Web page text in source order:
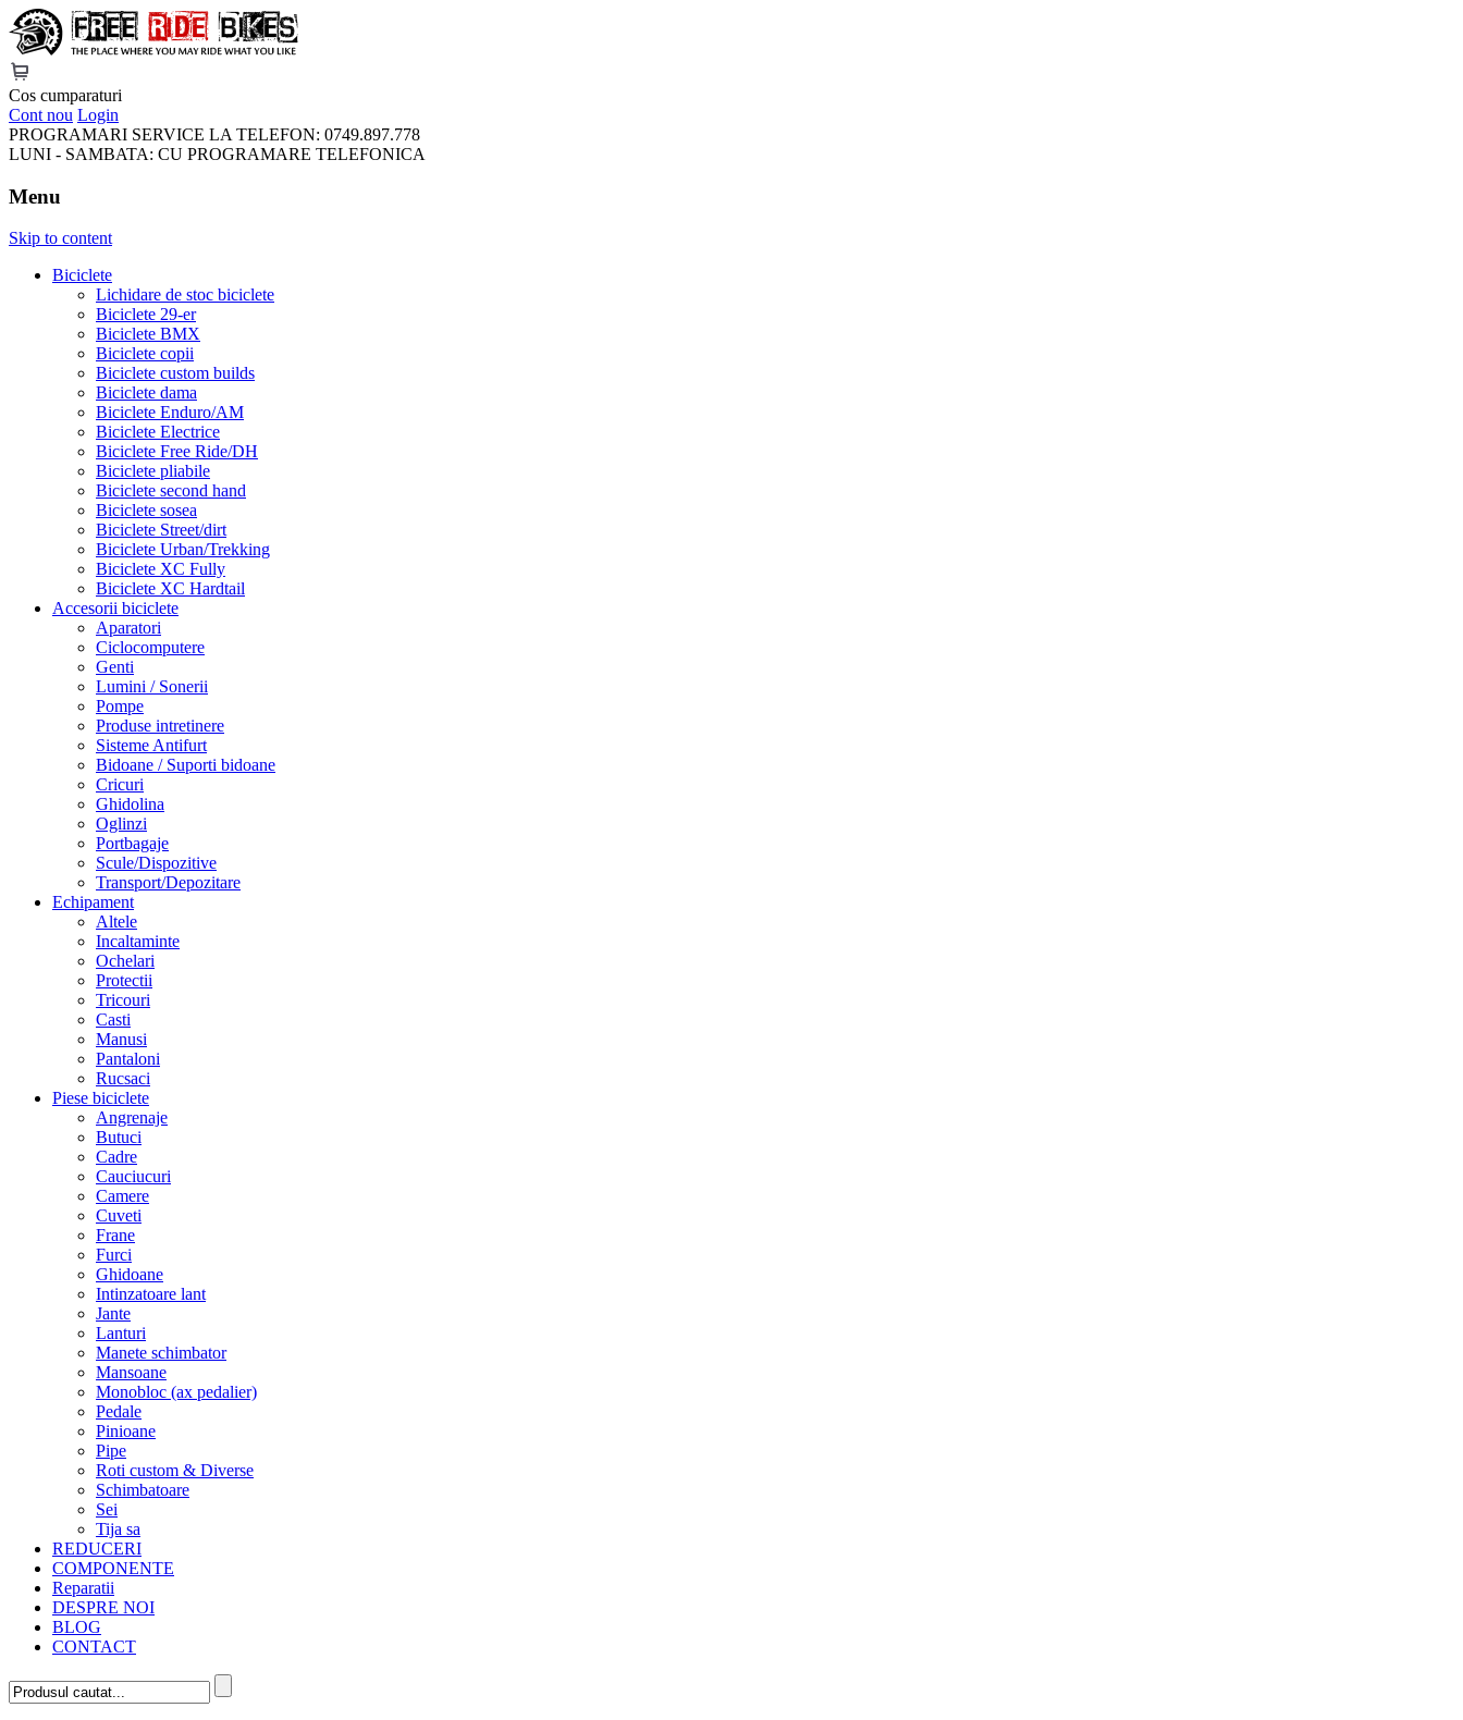
FreeRideBikes
Cos cumparaturi
Cont nou Login
PROGRAMARI SERVICE LA TELEFON: 0749.897.778
LUNI - SAMBATA: CU PROGRAMARE TELEFONICA
Menu
Skip to content
Biciclete
Lichidare de stoc biciclete
Biciclete 29-er
Biciclete BMX
Biciclete copii
Biciclete custom builds
Biciclete dama
Biciclete Enduro/AM
Biciclete Electrice
Biciclete Free Ride/DH
Biciclete pliabile
Biciclete second hand
Biciclete sosea
Biciclete Street/dirt
Biciclete Urban/Trekking
Biciclete XC Fully
Biciclete XC Hardtail
Accesorii biciclete
Aparatori
Ciclocomputere
Genti
Lumini / Sonerii
Pompe
Produse intretinere
Sisteme Antifurt
Bidoane / Suporti bidoane
Cricuri
Ghidolina
Oglinzi
Portbagaje
Scule/Dispozitive
Transport/Depozitare
Echipament
Altele
Incaltaminte
Ochelari
Protectii
Tricouri
Casti
Manusi
Pantaloni
Rucsaci
Piese biciclete
Angrenaje
Butuci
Cadre
Cauciucuri
Camere
Cuveti
Frane
Furci
Ghidoane
Intinzatoare lant
Jante
Lanturi
Manete schimbator
Mansoane
Monobloc (ax pedalier)
Pedale
Pinioane
Pipe
Roti custom & Diverse
Schimbatoare
Sei
Tija sa
REDUCERI
COMPONENTE
Reparatii
DESPRE NOI
BLOG
CONTACT